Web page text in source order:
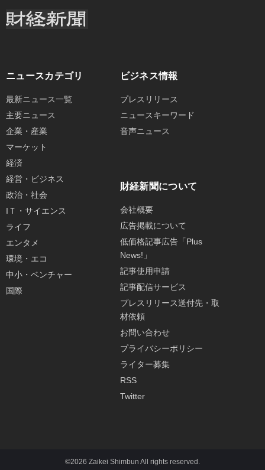
ニュースカテゴリ
最新ニュース一覧
主要ニュース
企業・産業
マーケット
経済
経営・ビジネス
政治・社会
IＴ・サイエンス
ライフ
エンタメ
環境・エコ
中小・ベンチャー
国際
ビジネス情報
プレスリリース
ニュースキーワード
音声ニュース
財経新聞について
会社概要
広告掲載について
低価格記事広告「Plus
News!」
記事使用申請
記事配信サービス
プレスリリース送付先・取
材依頼
お問い合わせ
プライバシーポリシー
ライター募集
RSS
Twitter
©2026 Zaikei Shimbun All rights reserved.